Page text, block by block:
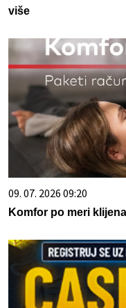
više
09. 07. 2026 09:20
Komfor po meri